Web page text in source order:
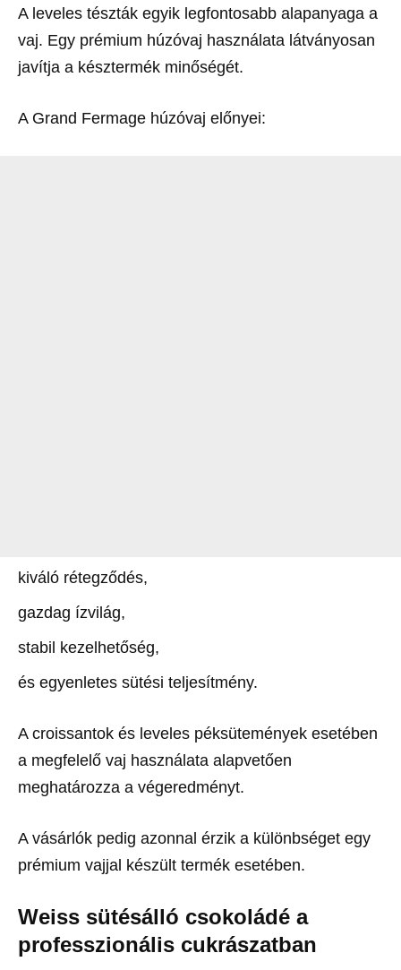
A leveles tészták egyik legfontosabb alapanyaga a
vaj. Egy prémium húzóvaj használata látványosan
javítja a késztermék minőségét.
A Grand Fermage húzóvaj előnyei:
kiváló rétegződés,
gazdag ízvilág,
stabil kezelhetőség,
és egyenletes sütési teljesítmény.
A croissantok és leveles péksütemények esetében
a megfelelő vaj használata alapvetően
meghatározza a végeredményt.
A vásárlók pedig azonnal érzik a különbséget egy
prémium vajjal készült termék esetében.
Weiss sütésálló csokoládé a
professzionális cukrászatban